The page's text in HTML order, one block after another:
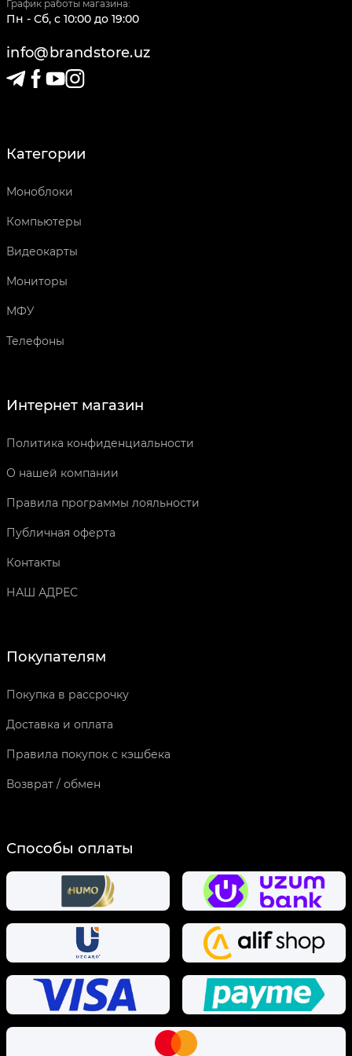
График работы магазина:
Пн - Сб, c 10:00 до 19:00
info@brandstore.uz
Категории
Моноблоки
Компьютеры
Видеокарты
Мониторы
МФУ
Телефоны
Интернет магазин
Политика конфиденциальности
О нашей компании
Правила программы лояльности
Публичная оферта
Контакты
НАШ АДРЕС
Покупателям
Покупка в рассрочку
Доставка и оплата
Правила покупок с кэшбека
Возврат / обмен
Способы оплаты